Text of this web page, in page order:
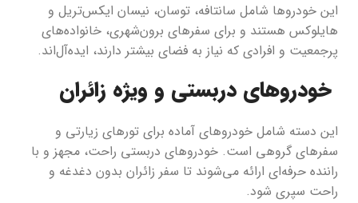
این خودروها شامل سانتافه، توسان، نیسان ایکس‌تریل و
هایلوکس هستند و برای سفرهای برون‌شهری، خانواده‌های
پرجمعیت و افرادی که نیاز به فضای بیشتر دارند، ایده‌آل‌اند.
خودروهای دربستی و ویژه زائران
این دسته شامل خودروهای آماده برای تورهای زیارتی و
سفرهای گروهی است. خودروهای دربستی راحت، مجهز و با
راننده حرفه‌ای ارائه می‌شوند تا سفر زائران بدون دغدغه و
راحت سپری شود.